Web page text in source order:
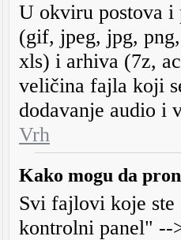
U okviru postova i
(gif, jpeg, jpg,
xls) i arhiva (7z,
veličina fajla koji
dodavanje audio i
Vrh
Kako mogu da
Svi fajlovi koje
kontrolni panel"